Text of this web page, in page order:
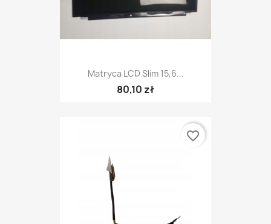
Matryca LCD Slim 15,6...
80,10 zł
favorite_border